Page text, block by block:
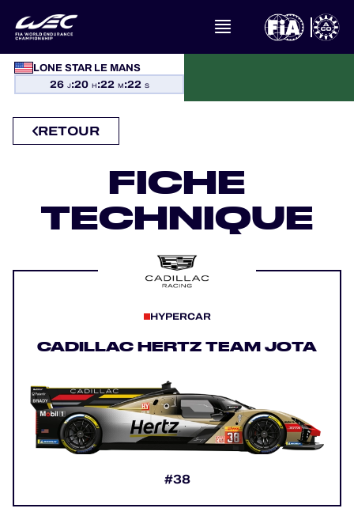
LONE STAR LE MANS
26 J:20 H:22 M:22 S
À PROPOS DU FIA WEC
ACTUALITÉS
CLASSEMENTS
JEU OFFICIEL
BILLETTERIE
RETOUR
FICHE
TECHNIQUE
HYPERCAR
CADILLAC HERTZ TEAM JOTA
#38